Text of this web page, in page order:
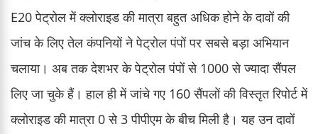
E20 पेट्रोल में क्लोराइड की मात्रा बहुत अधिक होने के दावों की
जांच के लिए तेल कंपनियों ने पेट्रोल पंपों पर सबसे बड़ा अभियान
चलाया। अब तक देशभर के पेट्रोल पंपों से 1000 से ज्यादा सैंपल
लिए जा चुके हैं। हाल ही में जांचे गए 160 सैंपलों की विस्तृत रिपोर्ट में
क्लोराइड की मात्रा 0 से 3 पीपीएम के बीच मिली है। यह उन दावों